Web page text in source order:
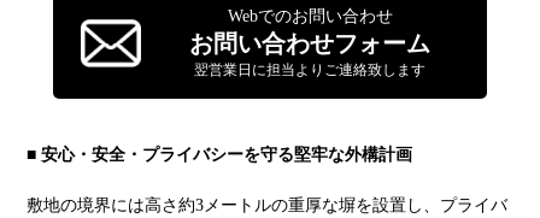
Webでのお問い合わせ
お問い合わせフォーム
翌営業日に担当よりご連絡致します
■ 安心・安全・プライバシーを守る堅牢な外構計画
敷地の境界には高さ約3メートルの重厚な塀を設置し、プライバ